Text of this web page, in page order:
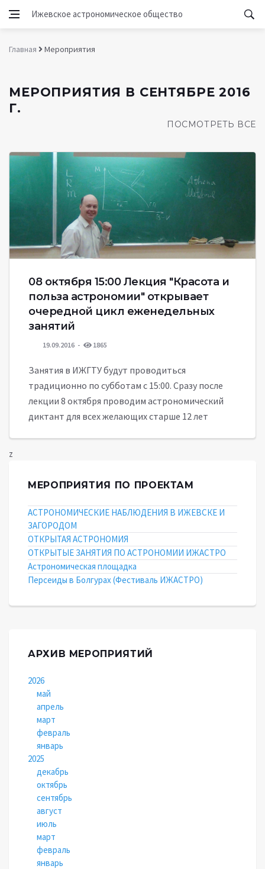
Ижевское астрономическое общество
Главная Мероприятия
МЕРОПРИЯТИЯ В СЕНТЯБРЕ 2016
Г.
ПОСМОТРЕТЬ ВСЕ
08 октября 15:00 Лекция "Красота и
польза астрономии" открывает
очередной цикл еженедельных
занятий
19.09.2016 1865
Занятия в ИЖГТУ будут проводиться
традиционно по субботам с 15:00. Сразу после
лекции 8 октября проводим астрономический
диктант для всех желающих старше 12 лет
z
МЕРОПРИЯТИЯ ПО ПРОЕКТАМ
АСТРОНОМИЧЕСКИЕ НАБЛЮДЕНИЯ В ИЖЕВСКЕ И
ЗАГОРОДОМ
ОТКРЫТАЯ АСТРОНОМИЯ
ОТКРЫТЫЕ ЗАНЯТИЯ ПО АСТРОНОМИИ ИЖАСТРО
Астрономическая площадка
Персеиды в Болгурах (Фестиваль ИЖАСТРО)
АРХИВ МЕРОПРИЯТИЙ
2026
май
апрель
март
февраль
январь
2025
декабрь
октябрь
сентябрь
август
июль
март
февраль
январь